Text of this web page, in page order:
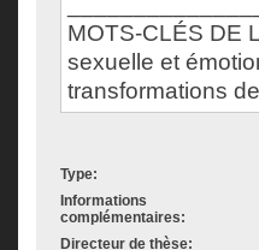
MOTS-CLÉS DE
sexuelle et
transformations
Type:
Informations
complémentaires:
Directeur de thèse: